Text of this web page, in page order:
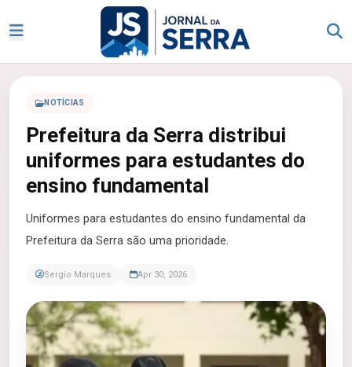
NOTÍCIAS
Prefeitura da Serra distribui
uniformes para estudantes do
ensino fundamental
Uniformes para estudantes do ensino fundamental da
Prefeitura da Serra são uma prioridade.
Sergio Marques Apr 30, 2026